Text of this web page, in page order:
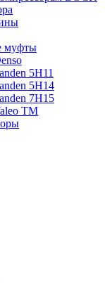
муфты
5H11
5H14
7H15
ТМ